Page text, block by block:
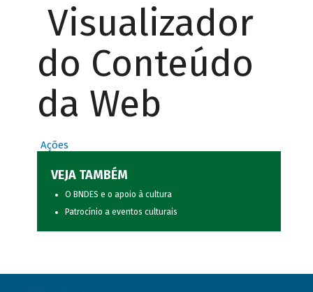
Visualizador
do Conteúdo
da Web
Ações
VEJA TAMBÉM
O BNDES e o apoio à cultura
Patrocínio a eventos culturais